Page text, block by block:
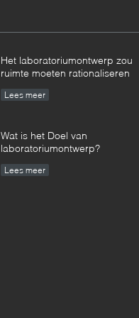
Het laboratoriumontwerp zou
ruimte moeten rationaliseren
Lees meer
Wat is het Doel van
laboratoriumontwerp?
Lees meer